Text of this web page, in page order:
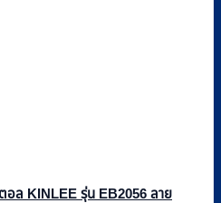
อล KINLEE รุ่น EB2056 ลาย